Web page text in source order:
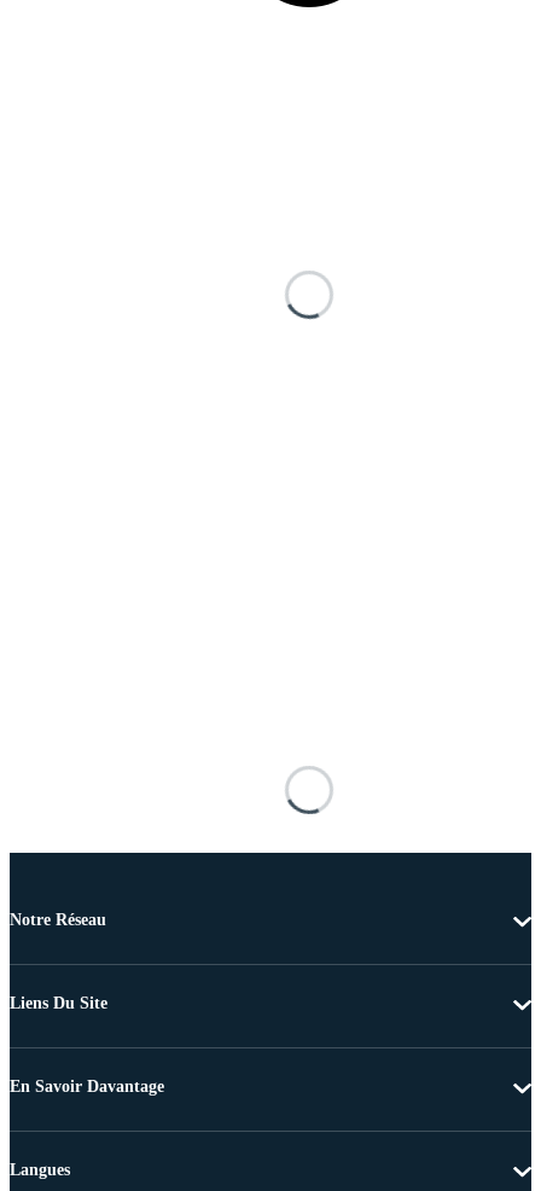
Notre Réseau
Liens Du Site
En Savoir Davantage
Langues